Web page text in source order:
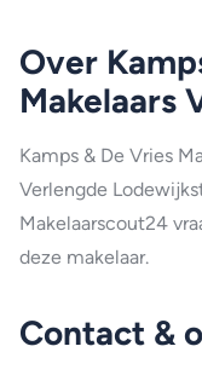
Over
Makelaars
Kamps & De Vries
Verlengde
Makelaarscout24
deze makelaar.
Contact &